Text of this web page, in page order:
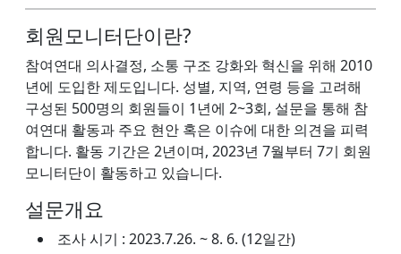
회원모니터단이란?
참여연대 의사결정, 소통 구조 강화와 혁신을 위해 2010
년에 도입한 제도입니다. 성별, 지역, 연령 등을 고려해
구성된 500명의 회원들이 1년에 2~3회, 설문을 통해 참
여연대 활동과 주요 현안 혹은 이슈에 대한 의견을 피력
합니다. 활동 기간은 2년이며, 2023년 7월부터 7기 회원
모니터단이 활동하고 있습니다.
설문개요
조사 시기 : 2023.7.26. ~ 8. 6. (12일간)